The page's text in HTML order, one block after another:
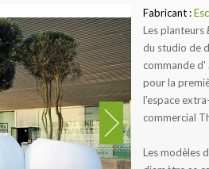
Fabricant :
Les planteurs
du studio de
commande d'
pour la
l'espace
commercial
Les modèles